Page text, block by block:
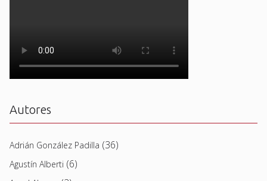
Autores
Adrián González Padilla (36)
Agustín Alberti (6)